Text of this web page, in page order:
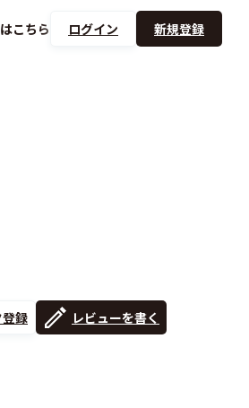
こちら ログイン 新規登録
録 レビューを書く